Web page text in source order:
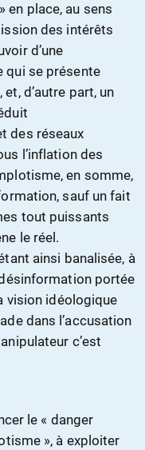
en place, au sens
des intérêts
d’une
qui se présente
d’autre part, un
des réseaux
l’inflation des
en somme,
sauf un fait
tout puissants
le réel.
ainsi banalisée, à
portée
vision idéologique
dans l’accusation
c’est
le « danger
», à exploiter